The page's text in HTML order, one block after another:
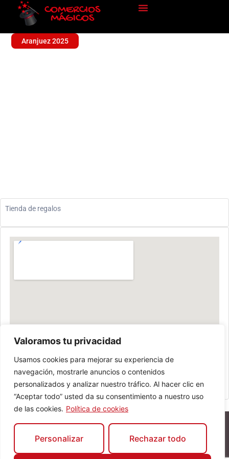
Valoramos tu privacidad
Usamos cookies para mejorar su experiencia de
navegación, mostrarle anuncios o contenidos
personalizados y analizar nuestro tráfico. Al hacer clic en
“Aceptar todo” usted da su consentimiento a nuestro uso
de las cookies. Política de cookies
Personalizar Rechazar todo
Aranjuez 2025
Tienda de regalos